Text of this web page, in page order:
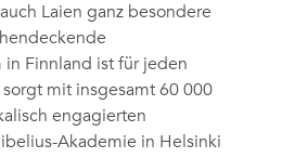
Laien ganz besondere
in Finnland ist für jeden
mit insgesamt 60 000
engagierten
Akademie in Helsinki